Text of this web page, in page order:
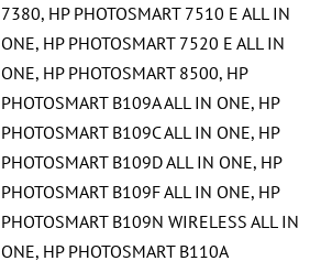
7380, HP PHOTOSMART 7510 E ALL IN
ONE, HP PHOTOSMART 7520 E ALL IN
ONE, HP PHOTOSMART 8500, HP
PHOTOSMART B109A ALL IN ONE, HP
PHOTOSMART B109C ALL IN ONE, HP
PHOTOSMART B109D ALL IN ONE, HP
PHOTOSMART B109F ALL IN ONE, HP
PHOTOSMART B109N WIRELESS ALL IN
ONE, HP PHOTOSMART B110A